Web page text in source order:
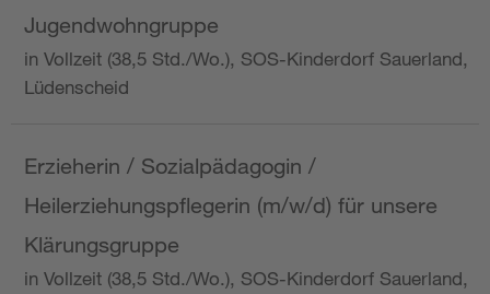
Jugendwohngruppe
in Vollzeit (38,5 Std./Wo.), SOS-Kinderdorf Sauerland,
Lüdenscheid
Erzieherin / Sozialpädagogin /
Heilerziehungspflegerin (m/w/d) für unsere
Klärungsgruppe
in Vollzeit (38,5 Std./Wo.), SOS-Kinderdorf Sauerland,